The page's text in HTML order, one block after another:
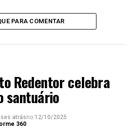
N. Sra. da Penha (Pe.
– Setor Santíssima
Santa Terezinha (Frei
Amparo) – Setor Caminhando
São José – Serude (Pe.
PARA COMENTAR
Redentor celebra
santuário
atrásno 12/10/2025
360